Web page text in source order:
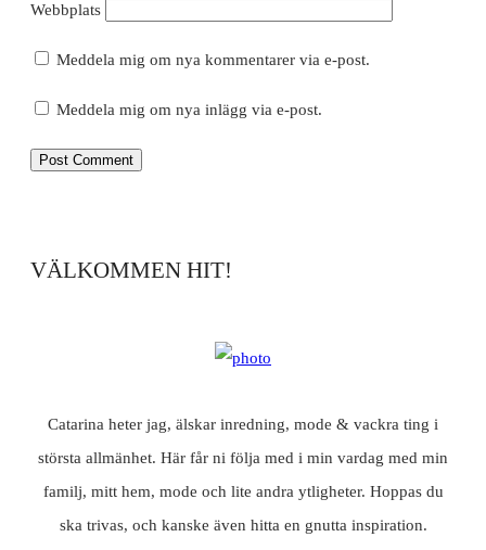
Webbplats
Meddela mig om nya kommentarer via e-post.
Meddela mig om nya inlägg via e-post.
VÄLKOMMEN HIT!
Catarina heter jag, älskar inredning, mode & vackra ting i
största allmänhet. Här får ni följa med i min vardag med min
familj, mitt hem, mode och lite andra ytligheter. Hoppas du
ska trivas, och kanske även hitta en gnutta inspiration.